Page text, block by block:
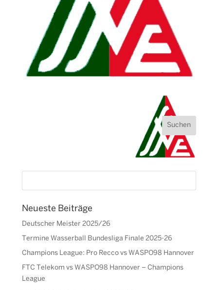
Neueste Beiträge
Deutscher Meister 2025/26
Termine Wasserball Bundesliga Finale 2025-26
Champions League: Pro Recco vs WASPO98 Hannover
FTC Telekom vs WASPO98 Hannover – Champions
League